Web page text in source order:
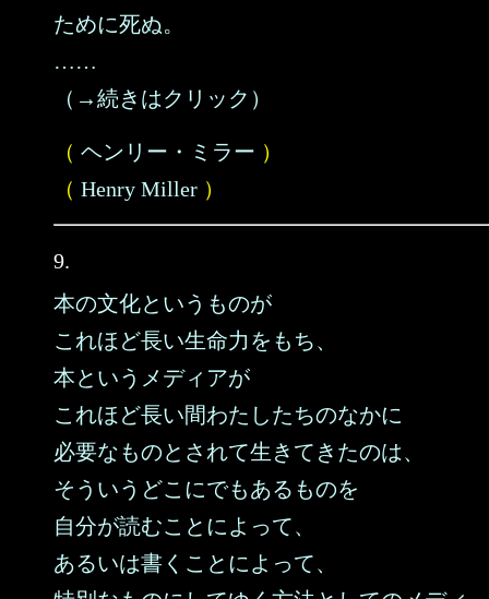
ために死ぬ。
……
（→続きはクリック）
（ ヘンリー・ミラー ）
（ Henry Miller ）
9.
本の文化というものが
これほど長い生命力をもち、
本というメディアが
これほど長い間わたしたちのなかに
必要なものとされて生きてきたのは、
そういうどこにでもあるものを
自分が読むことによって、
あるいは書くことによって、